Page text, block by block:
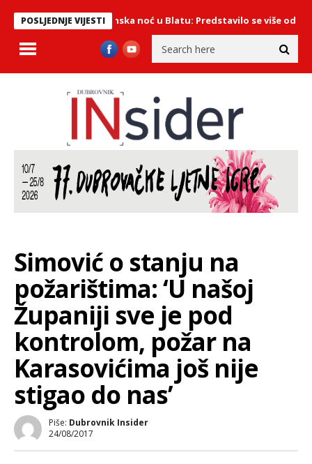
POSLJEDNJE VIJESTI
Održana Vinska noć u Blatu: Predstavilo se više od 50 vinara s
Simović o stanju na
požarištima: ‘U našoj
Županiji sve je pod
kontrolom, požar na
Karasovićima još nije
stigao do nas’
Piše: Dubrovnik Insider
24/08/2017